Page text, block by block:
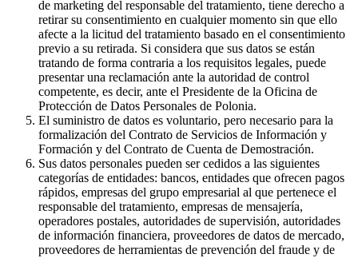
de marketing del responsable del tratamiento, tiene derecho a
retirar su consentimiento en cualquier momento sin que ello
afecte a la licitud del tratamiento basado en el consentimiento
previo a su retirada. Si considera que sus datos se están
tratando de forma contraria a los requisitos legales, puede
presentar una reclamación ante la autoridad de control
competente, es decir, ante el Presidente de la Oficina de
Protección de Datos Personales de Polonia.
El suministro de datos es voluntario, pero necesario para la
formalización del Contrato de Servicios de Información y
Formación y del Contrato de Cuenta de Demostración.
Sus datos personales pueden ser cedidos a las siguientes
categorías de entidades: bancos, entidades que ofrecen pagos
rápidos, empresas del grupo empresarial al que pertenece el
responsable del tratamiento, empresas de mensajería,
operadores postales, autoridades de supervisión, autoridades
de información financiera, proveedores de datos de mercado,
proveedores de herramientas de prevención del fraude y de